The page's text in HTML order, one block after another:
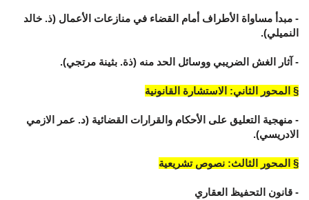
- مبدأ مساواة الأطراف أمام القضاء في منازعات الأعمال (ذ. خالد
النميلي).
- آثار الغش الضريبي ووسائل الحد منه (ذة. بثينة مرتجي).
§ المحور الثاني: الاستشارة القانونية
- منهجية التعليق على الأحكام والقرارات القضائية (د. عمر الازمي
الادريسي).
§ المحور الثالث: نصوص تشريعية
- قانون التحفيظ العقاري